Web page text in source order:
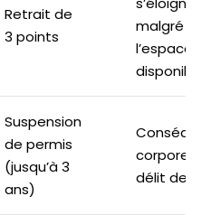
Retrait de
3 points
malgré
l’espace
disponible
Suspension
de permis
(jusqu’à 3
ans)
délit de